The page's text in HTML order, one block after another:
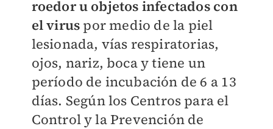
roedor u objetos infectados con
el virus por medio de la piel
lesionada, vías respiratorias,
ojos, nariz, boca y tiene un
período de incubación de 6 a 13
días. Según los Centros para el
Control y la Prevención de